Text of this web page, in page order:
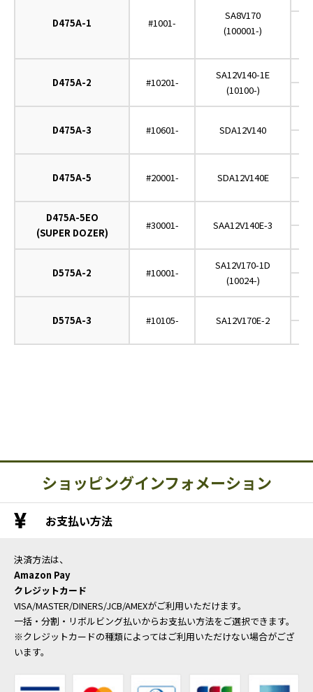
D475A-1 #1001-
SA8V170
(100001-)
D475A-2 #10201-
SA12V140-1E
(10100-)
D475A-3 #10601- SDA12V140
D475A-5 #20001- SDA12V140E
D475A-5EO
(SUPER DOZER)
#30001- SAA12V140E-3
D575A-2 #10001-
SA12V170-1D
(10024-)
D575A-3 #10105- SA12V170E-2
ショッピングインフォメーション
お支払い方法
決済方法は、
Amazon Pay
クレジットカード
VISA/MASTER/DINERS/JCB/AMEXがご利用いただけます。
一括・分割・リボルビング払いからお支払い方法をご選択できます。
※クレジットカードの種類によってはご利用いただけない場合がござ
います。